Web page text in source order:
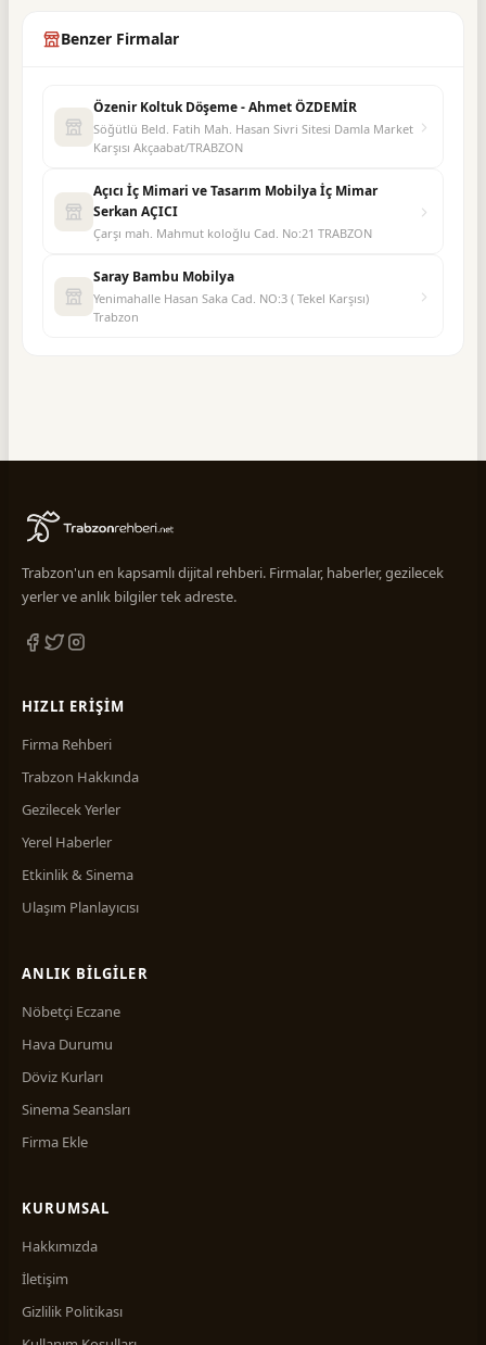
Benzer Firmalar
Özenir Koltuk Döşeme - Ahmet ÖZDEMİR
Söğütlü Beld. Fatih Mah. Hasan Sivri Sitesi Damla Market
Karşısı Akçaabat/TRABZON
Açıcı İç Mimari ve Tasarım Mobilya İç Mimar
Serkan AÇICI
Çarşı mah. Mahmut koloğlu Cad. No:21 TRABZON
Saray Bambu Mobilya
Yenimahalle Hasan Saka Cad. NO:3 ( Tekel Karşısı)
Trabzon
Trabzon'un en kapsamlı dijital rehberi. Firmalar, haberler, gezilecek
yerler ve anlık bilgiler tek adreste.
HIZLI ERIŞIM
Firma Rehberi
Trabzon Hakkında
Gezilecek Yerler
Yerel Haberler
Etkinlik & Sinema
Ulaşım Planlayıcısı
ANLIK BILGILER
Nöbetçi Eczane
Hava Durumu
Döviz Kurları
Sinema Seansları
Firma Ekle
KURUMSAL
Hakkımızda
İletişim
Gizlilik Politikası